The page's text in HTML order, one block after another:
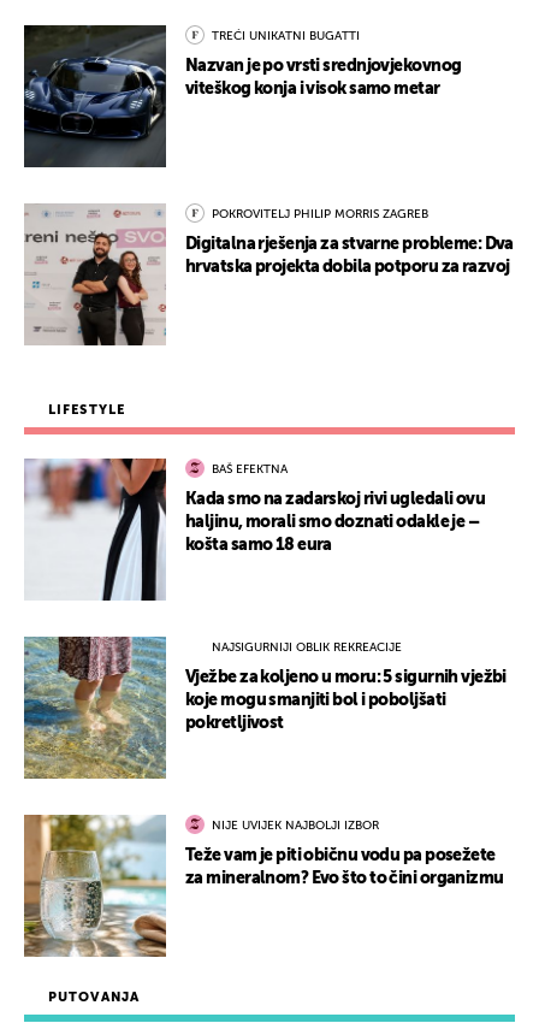
PUTOVANJA
TREĆI UNIKATNI BUGATTI
Nazvan je po vrsti srednjovjekovnog
viteškog konja i visok samo metar
POKROVITELJ PHILIP MORRIS ZAGREB
Digitalna rješenja za stvarne probleme: Dva
hrvatska projekta dobila potporu za razvoj
LIFESTYLE
BAŠ EFEKTNA
Kada smo na zadarskoj rivi ugledali ovu
haljinu, morali smo doznati odakle je –
košta samo 18 eura
NAJSIGURNIJI OBLIK REKREACIJE
Vježbe za koljeno u moru: 5 sigurnih vježbi
koje mogu smanjiti bol i poboljšati
pokretljivost
NIJE UVIJEK NAJBOLJI IZBOR
Teže vam je piti običnu vodu pa posežete
za mineralnom? Evo što to čini organizmu